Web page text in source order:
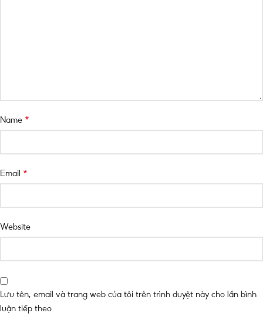
Name *
Email *
Website
Lưu tên, email và trang web của tôi trên trình duyệt này cho lần bình
luận tiếp theo